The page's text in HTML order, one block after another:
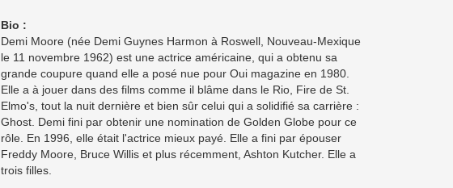
Bio :
Demi Moore (née Demi Guynes Harmon à Roswell, Nouveau-Mexique
le 11 novembre 1962) est une actrice américaine, qui a obtenu sa
grande coupure quand elle a posé nue pour Oui magazine en 1980.
Elle a à jouer dans des films comme il blâme dans le Rio, Fire de St.
Elmo's, tout la nuit dernière et bien sûr celui qui a solidifié sa carrière :
Ghost. Demi fini par obtenir une nomination de Golden Globe pour ce
rôle. En 1996, elle était l'actrice mieux payé. Elle a fini par épouser
Freddy Moore, Bruce Willis et plus récemment, Ashton Kutcher. Elle a
trois filles.